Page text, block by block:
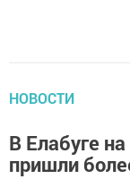
НОВОСТИ
В Елабуге
пришли